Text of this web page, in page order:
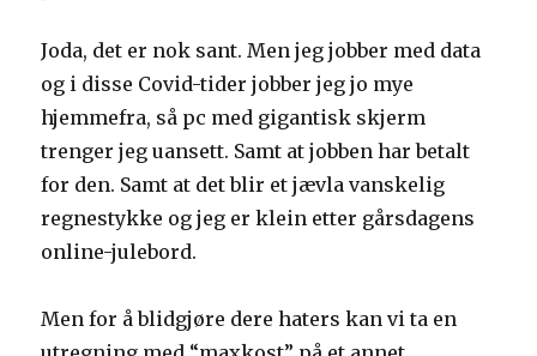
Joda, det er nok sant. Men jeg jobber med data
og i disse Covid-tider jobber jeg jo mye
hjemmefra, så pc med gigantisk skjerm
trenger jeg uansett. Samt at jobben har betalt
for den. Samt at det blir et jævla vanskelig
regnestykke og jeg er klein etter gårsdagens
online-julebord.
Men for å blidgjøre dere haters kan vi ta en